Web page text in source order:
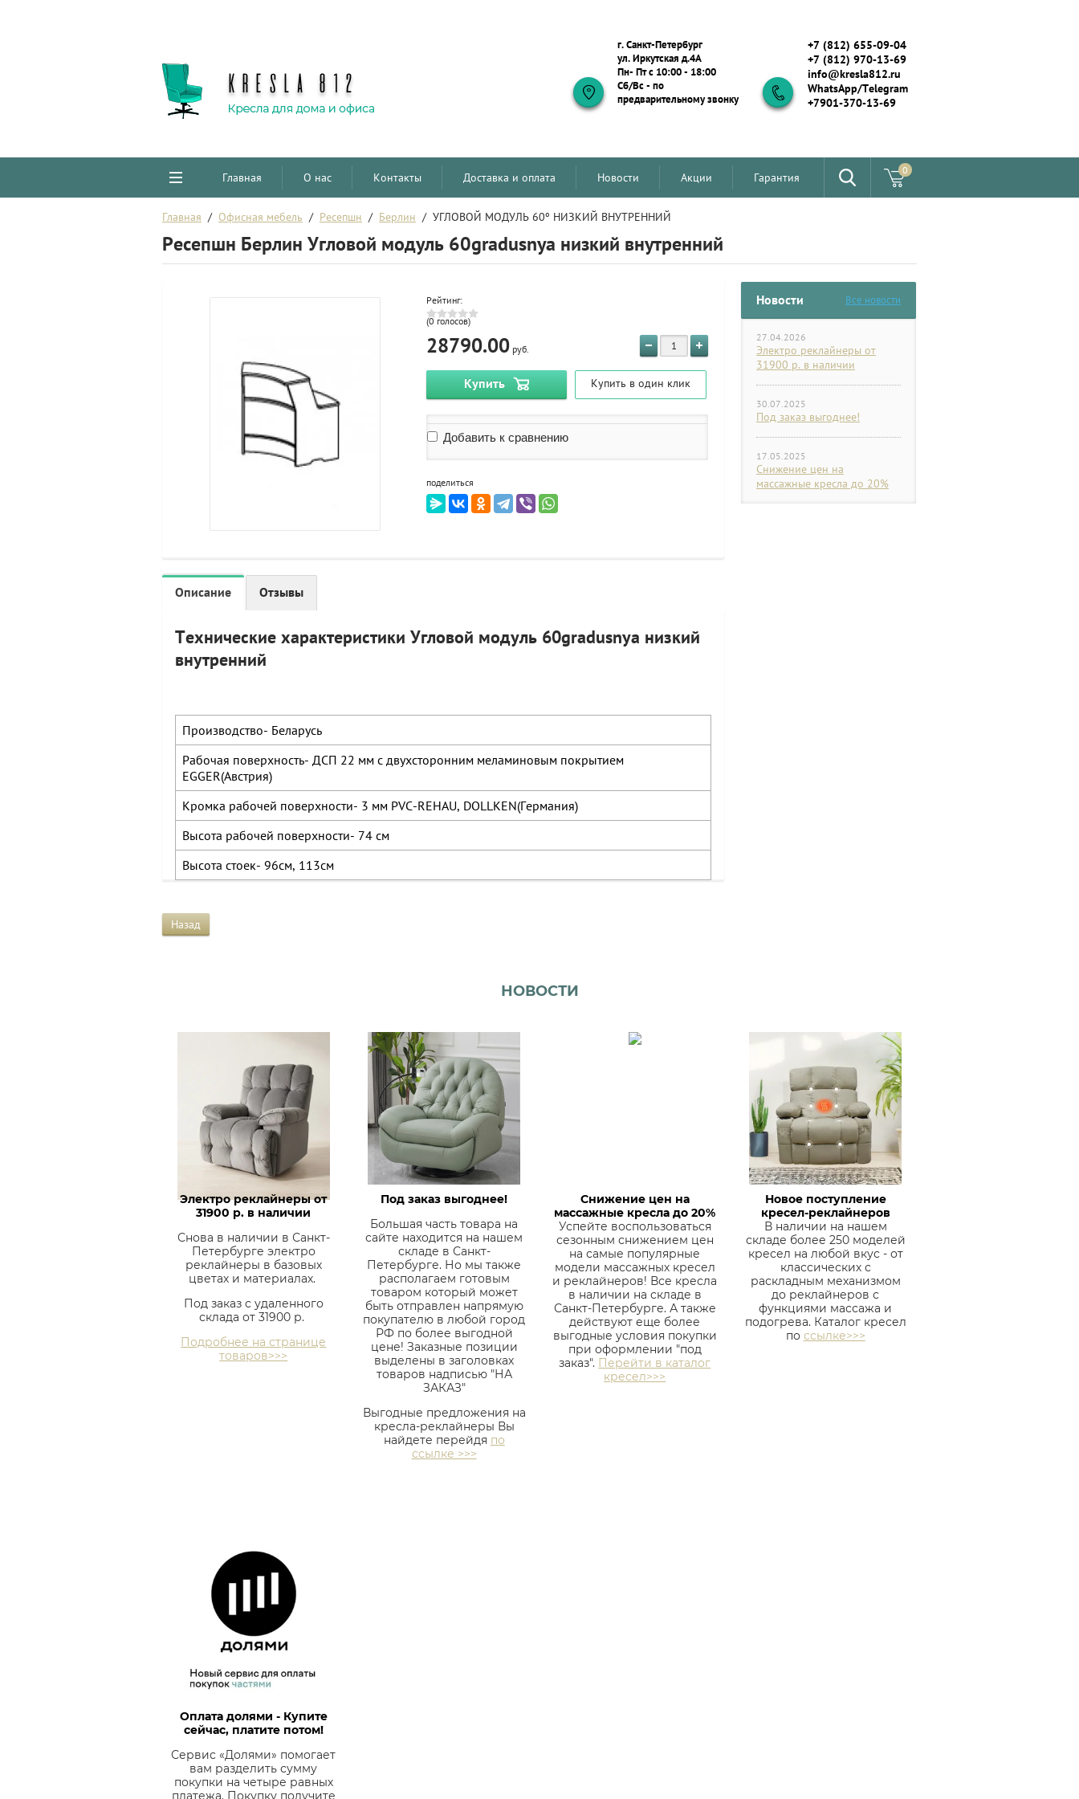
г. Санкт-Петербург
ул. Иркутская д.4А
Пн- Пт с 10:00 - 18:00
Сб/Вс - по
предварительному звонку
+7 (812) 655-09-04
+7 (812) 970-13-69
info@kresla812.ru
WhatsApp/Telegram
+7901-370-13-69
Главная О нас Контакты Доставка и оплата Новости Акции Гарантия
0
Главная
  /
Офисная мебель
  /
Ресепшн
  /
Берлин
  /  УГЛОВОЙ МОДУЛЬ 60º НИЗКИЙ ВНУТРЕННИЙ
Ресепшн Берлин Угловой модуль 60gradusnya низкий внутренний
Новости Все новости
27.04.2026
Электро реклайнеры от
31900 р. в наличии
30.07.2025
Под заказ выгоднее!
17.05.2025
Снижение цен на
массажные кресла до 20%
Рейтинг:
(0 голосов)
28790.00 руб.
Купить Купить в один клик
Добавить к сравнению
поделиться
Описание Отзывы
Технические характеристики Угловой модуль 60gradusnya низкий
внутренний
Производство- Беларусь
Рабочая поверхность- ДСП 22 мм с двухсторонним меламиновым покрытием
EGGER(Австрия)
Кромка рабочей поверхности- 3 мм PVC-REHAU, DOLLKEN(Германия)
Высота рабочей поверхности- 74 см
Высота стоек- 96см, 113см
Назад
НОВОСТИ
Электро реклайнеры от
31900 р. в наличии
Снова в наличии в Санкт-
Петербурге электро
реклайнеры в базовых
цветах и материалах.
Под заказ с удаленного
склада от 31900 р.
Подробнее на странице
товаров>>>
Под заказ выгоднее!
Большая часть товара на
сайте находится на нашем
складе в Санкт-
Петербурге. Но мы также
располагаем готовым
товаром который может
быть отправлен напрямую
покупателю в любой город
РФ по более выгодной
цене! Заказные позиции
выделены в заголовках
товаров надписью "НА
ЗАКАЗ"
Выгодные предложения на
кресла-реклайнеры Вы
найдете перейдя по
ссылке >>>
Снижение цен на
массажные кресла до 20%
Успейте воспользоваться
сезонным снижением цен
на самые популярные
модели массажных кресел
и реклайнеров! Все кресла
в наличии на складе в
Санкт-Петербурге. А также
действуют еще более
выгодные условия покупки
при оформлении "под
заказ". Перейти в каталог
кресел>>>
Новое поступление
кресел-реклайнеров
В наличии на нашем
складе более 250 моделей
кресел на любой вкус - от
классических с
раскладным механизмом
до реклайнеров с
функциями массажа и
подогрева. Каталог кресел
по ссылке>>>
Оплата долями - Купите
сейчас, платите потом!
Сервис «Долями» помогает
вам разделить сумму
покупки на четыре равных
платежа. Покупку получите